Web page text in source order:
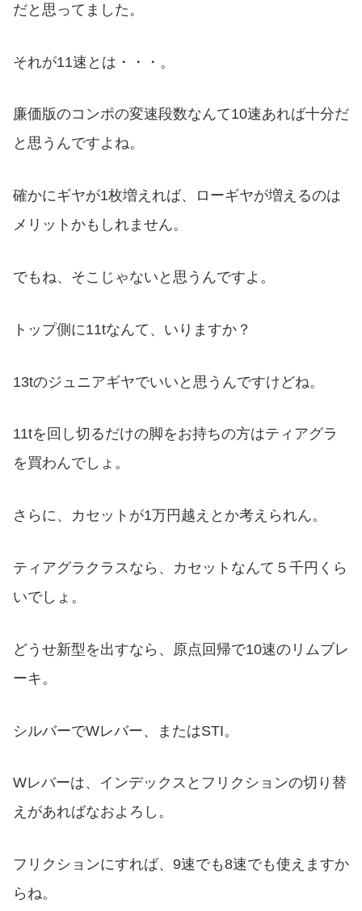
だと思ってました。
それが11速とは・・・。
廉価版のコンポの変速段数なんて10速あれば十分だ
と思うんですよね。
確かにギヤが1枚増えれば、ローギヤが増えるのは
メリットかもしれません。
でもね、そこじゃないと思うんですよ。
トップ側に11tなんて、いりますか？
13tのジュニアギヤでいいと思うんですけどね。
11tを回し切るだけの脚をお持ちの方はティアグラ
を買わんでしょ。
さらに、カセットが1万円越えとか考えられん。
ティアグラクラスなら、カセットなんて５千円くら
いでしょ。
どうせ新型を出すなら、原点回帰で10速のリムブレ
ーキ。
シルバーでWレバー、またはSTI。
Wレバーは、インデックスとフリクションの切り替
えがあればなおよろし。
フリクションにすれば、9速でも8速でも使えますか
らね。